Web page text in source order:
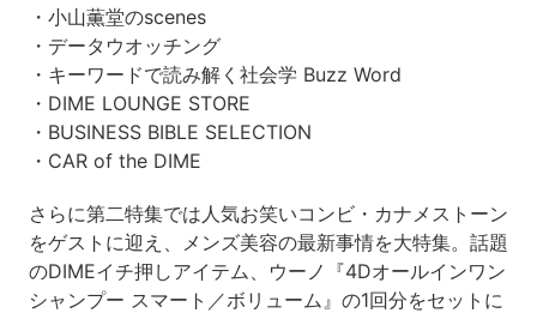
・小山薫堂のscenes
・データウオッチング
・キーワードで読み解く社会学 Buzz Word
・DIME LOUNGE STORE
・BUSINESS BIBLE SELECTION
・CAR of the DIME
さらに第二特集では人気お笑いコンビ・カナメストーン
をゲストに迎え、メンズ美容の最新事情を大特集。話題
のDIMEイチ押しアイテム、ウーノ『4Dオールインワン
シャンプー スマート／ボリューム』の1回分をセットに